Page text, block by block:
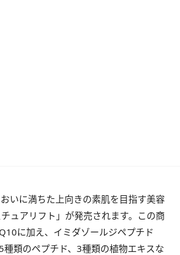
いに満ちた上向きの素肌を目指す美容
ュアリフト」が発売されます。この商
に加え、イミダゾールジペプチド
種類のペプチド、3種類の植物エキスな